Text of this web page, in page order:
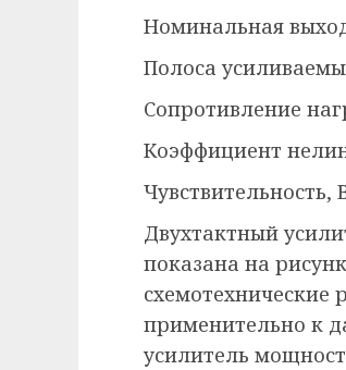
Номинальная
Полоса
Сопротивление
Коэффициент
Двухтактный
показана на
применительно к
усилитель